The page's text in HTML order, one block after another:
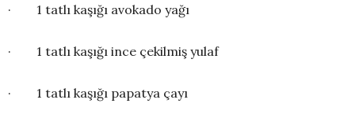
· 1 tatlı kaşığı avokado yağı
· 1 tatlı kaşığı ince çekilmiş yulaf
· 1 tatlı kaşığı papatya çayı